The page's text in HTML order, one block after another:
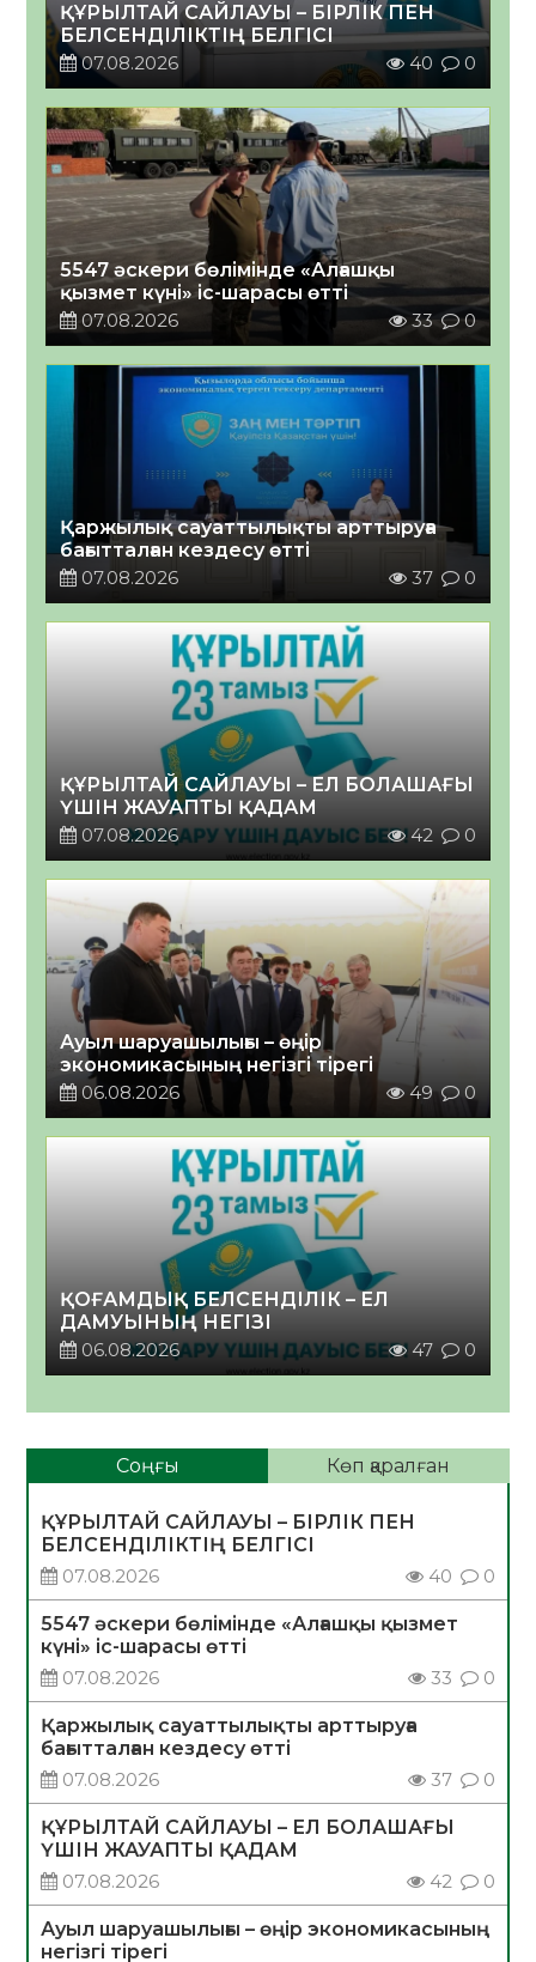
ҚҰРЫЛТАЙ САЙЛАУЫ – БІРЛІК ПЕН
БЕЛСЕНДІЛІКТІҢ БЕЛГІСІ
07.08.2026
40 0
5547 әскери бөлімінде «Алғашқы
қызмет күні» іс-шарасы өтті
07.08.2026
33 0
Қаржылық сауаттылықты арттыруға
бағытталған кездесу өтті
07.08.2026
37 0
ҚҰРЫЛТАЙ САЙЛАУЫ – ЕЛ БОЛАШАҒЫ
ҮШІН ЖАУАПТЫ ҚАДАМ
07.08.2026
42 0
Ауыл шаруашылығы – өңір
экономикасының негізгі тірегі
06.08.2026
49 0
ҚОҒАМДЫҚ БЕЛСЕНДІЛІК – ЕЛ
ДАМУЫНЫҢ НЕГІЗІ
06.08.2026
47 0
Соңғы Көп қаралған
ҚҰРЫЛТАЙ САЙЛАУЫ – БІРЛІК ПЕН
БЕЛСЕНДІЛІКТІҢ БЕЛГІСІ
07.08.2026
40 0
5547 әскери бөлімінде «Алғашқы қызмет
күні» іс-шарасы өтті
07.08.2026
33 0
Қаржылық сауаттылықты арттыруға
бағытталған кездесу өтті
07.08.2026
37 0
ҚҰРЫЛТАЙ САЙЛАУЫ – ЕЛ БОЛАШАҒЫ
ҮШІН ЖАУАПТЫ ҚАДАМ
07.08.2026
42 0
Ауыл шаруашылығы – өңір экономикасының
негізгі тірегі